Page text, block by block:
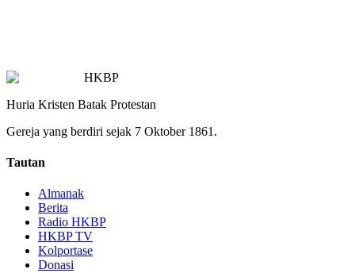
HKBP
Huria Kristen Batak Protestan
Gereja yang berdiri sejak 7 Oktober 1861.
Tautan
Almanak
Berita
Radio HKBP
HKBP TV
Kolportase
Donasi